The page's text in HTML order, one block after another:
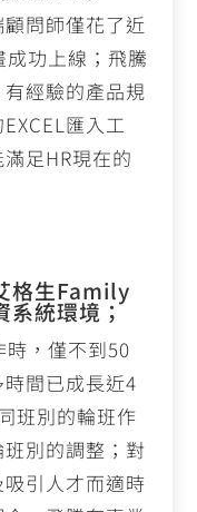
問師僅花了近
功上線；飛騰
經驗的產品規
匯入工
足HR現在的
格生Family
系統環境；
時，僅不到50
間已成長近4
班別的輪班作
別的調整；對
引人才而適時